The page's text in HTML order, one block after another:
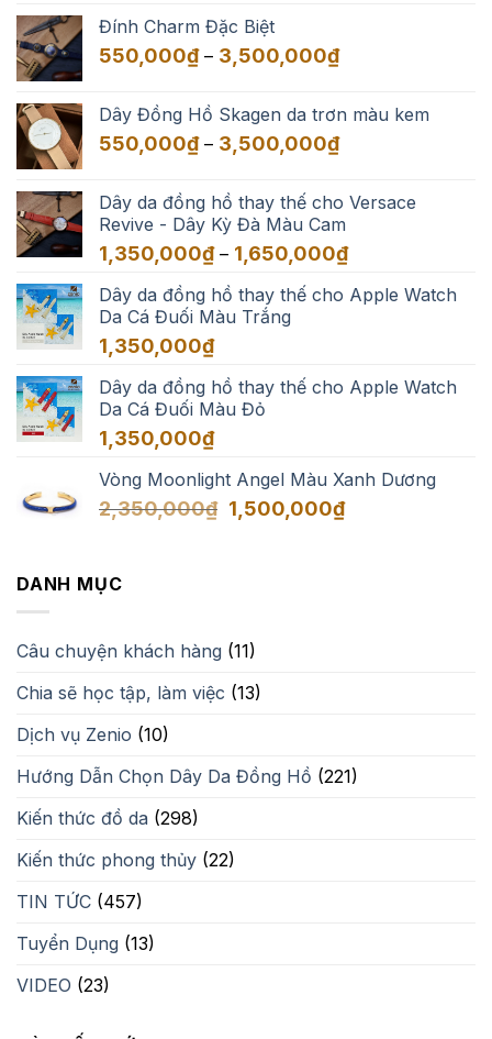
đến
Đính Charm Đặc Biệt
550,000₫ – 3,500,000₫Khoảng
550,000₫
đến
Dây Đồng Hồ Skagen da trơn màu kem
550,000₫ – 3,500,000₫Khoảng
550,000₫
đến
3,500,000₫
Dây da đồng hồ thay thế cho Versace
Revive - Dây Kỳ Đà Màu Cam
1,350,000₫ – 1,650,000₫Khoảng
từ
Dây da đồng hồ thay thế cho Apple Watch
Da Cá Đuối Màu Trắng
1,350,000₫
Dây da đồng hồ thay thế cho Apple Watch
Da Cá Đuối Màu Đỏ
1,350,000₫
Vòng Moonlight Angel Màu Xanh Dương
2,350,000₫ Giá
1,500,000₫Giá
DANH MỤC
Câu chuyện khách hàng (11)
Chia sẽ học tập, làm việc (13)
Dịch vụ Zenio (10)
Hướng Dẫn Chọn Dây Da Đồng Hồ (221)
Kiến thức đồ da (298)
Kiến thức phong thủy (22)
TIN TỨC (457)
Tuyển Dụng (13)
VIDEO (23)